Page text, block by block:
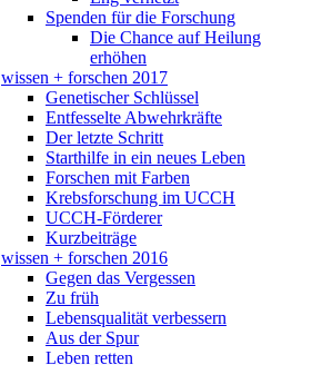
Spenden für die Forschung
Die Chance auf Heilung
erhöhen
wissen + forschen 2017
Genetischer Schlüssel
Entfesselte Abwehrkräfte
Der letzte Schritt
Starthilfe in ein neues Leben
Forschen mit Farben
Krebsforschung im UCCH
UCCH-Förderer
Kurzbeiträge
wissen + forschen 2016
Gegen das Vergessen
Zu früh
Lebensqualität verbessern
Aus der Spur
Leben retten